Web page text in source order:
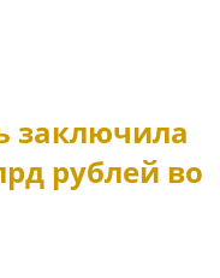
заключила
рублей во